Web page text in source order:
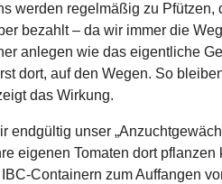
werden regelmäßig zu Pfützen,
bezahlt – da wir immer die
anlegen wie das eigentliche
dort, auf den Wegen. So
das Wirkung.
endgültig unser
eigenen Tomaten dort pflanzen
Containern zum Auffangen